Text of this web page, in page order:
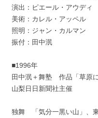
演出：ピエール・アウディ
美術：カレル・アッペル
照明：ジャン・カルマン
振付：田中泯
■1996年
田中泯＋舞塾 作品「草原
山梨日日新聞社主催
独舞 「気分一黒い山」、